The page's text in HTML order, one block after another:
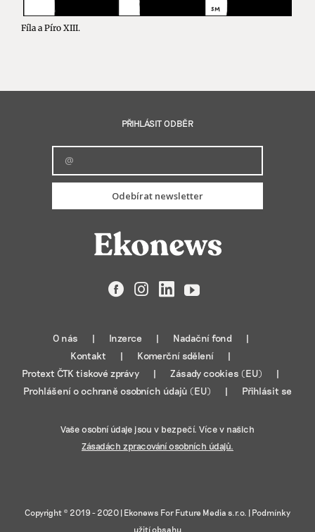
Fíla a Píro XIII.
PŘIHLÁSIT ODBĚR
Odebírat newsletter
FacebookInstagramLinkedIn
YouTube
O nás Inzerce
Nadační fond
Kontakt
Komerční sdělení
Protext ČTK tiskové zprávy
Zásady cookies (EU)
Prohlášení o ochraně osobních údajů (EU)
Přihlásit se
Vaše osobní údaje jsou v bezpečí. Více v našich
Zásadách zpracování osobních údajů.
Copyright © 2019 - 2020 | Ekonews For Future Media s.r.o. | Podmínky
užití obsahu